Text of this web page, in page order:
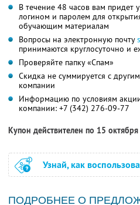
В течение 48 часов вам придет
логином и паролем для
обучающим материалам
Вопросы на электронную почту
принимаются круглосуточно и
Проверяйте папку «Спам»
Скидка не суммируется с
компании
Информацию по условиям
компании: +7 (342) 276-09-77
Купон действителен по 15
Узнай, как
ПОДРОБНЕЕ О